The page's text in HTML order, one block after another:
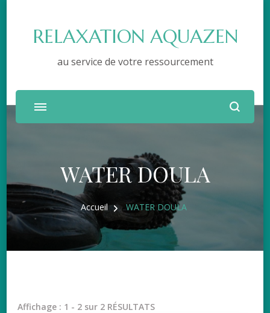
RELAXATION AQUAZEN
au service de votre ressourcement
WATER DOULA
Accueil WATER DOULA
Affichage : 1 - 2 sur 2 RÉSULTATS